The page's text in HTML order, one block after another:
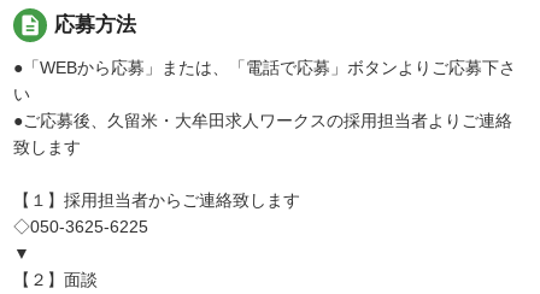
description 応募方法
●「WEBから応募」または、「電話で応募」ボタンよりご応募下さ
い
●ご応募後、久留米・大牟田求人ワークスの採用担当者よりご連絡
致します
【１】採用担当者からご連絡致します
◇050-3625-6225
▼
【２】面談